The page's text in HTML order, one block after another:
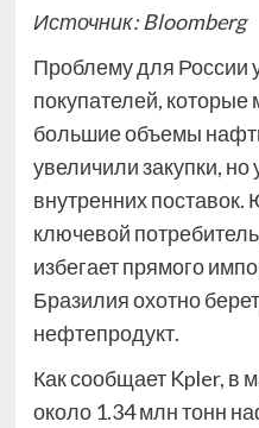
Источник: Bloomberg
Проблему для России
покупателей,
большие объемы
увеличили закупки, но
внутренних
ключевой
избегает прямого
Бразилия охотно
нефтепродукт.
Как сообщает Kpler, в
около 1.34 млн тонн